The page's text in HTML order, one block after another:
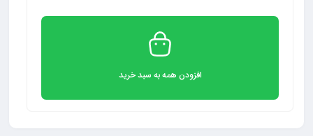
افزودن همه به سبد خرید